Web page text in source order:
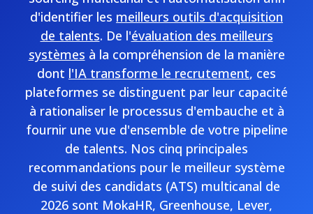
d'identifier les meilleurs outils d'acquisition
de talents. De l'évaluation des meilleurs
systèmes à la compréhension de la manière
dont l'IA transforme le recrutement, ces
plateformes se distinguent par leur capacité
à rationaliser le processus d'embauche et à
fournir une vue d'ensemble de votre pipeline
de talents. Nos cinq principales
recommandations pour le meilleur système
de suivi des candidats (ATS) multicanal de
2026 sont MokaHR, Greenhouse, Lever,